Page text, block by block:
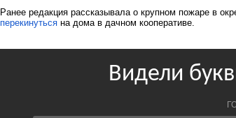
Ранее редакция рассказывала о крупном пожаре в
перекинуться на дома в дачном кооперативе.